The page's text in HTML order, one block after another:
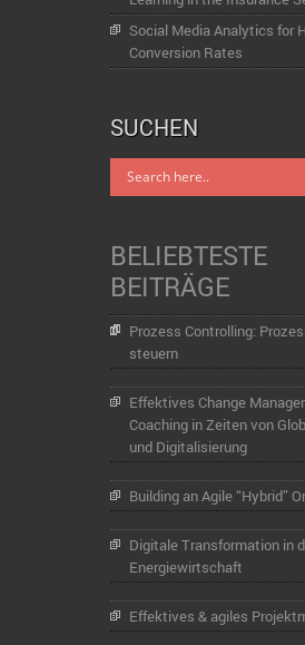
Social Media Analytics for
Conversion Rates
SUCHEN
BELIEBTESTE
BEITRÄGE
Prozess Controlling:
steuern
Effektives Change
Coaching in Zeiten von
und Digitalisierung
Building an Agile “Hybrid”
Digitale Transformation in
Energiewirtschaft
Effektives & agiles